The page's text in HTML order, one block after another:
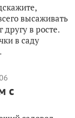
высаживать
другу в росте.
в саду
с